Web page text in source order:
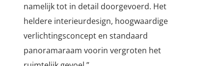
namelijk tot in detail doorgevoerd. Het
heldere interieurdesign, hoogwaardige
verlichtingsconcept en standaard
panoramaraam voorin vergroten het